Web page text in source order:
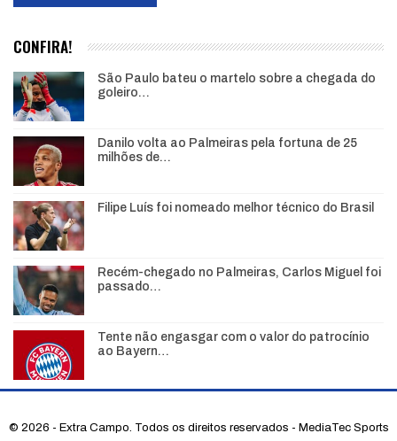
CONFIRA!
São Paulo bateu o martelo sobre a chegada do
goleiro…
Danilo volta ao Palmeiras pela fortuna de 25
milhões de…
Filipe Luís foi nomeado melhor técnico do Brasil
Recém-chegado no Palmeiras, Carlos Miguel foi
passado…
Tente não engasgar com o valor do patrocínio
ao Bayern…
© 2026 - Extra Campo. Todos os direitos reservados - MediaTec Sports